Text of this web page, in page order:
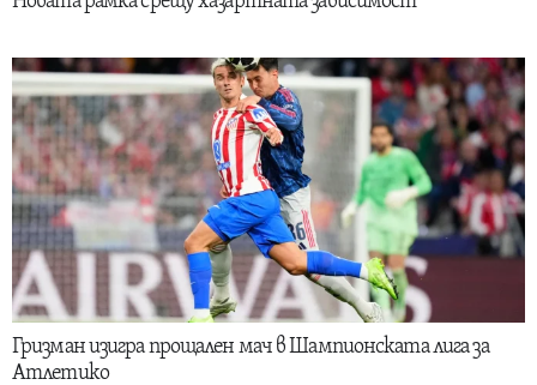
Гризман изигра прощален мач в Шампионската лига за
Атлетико